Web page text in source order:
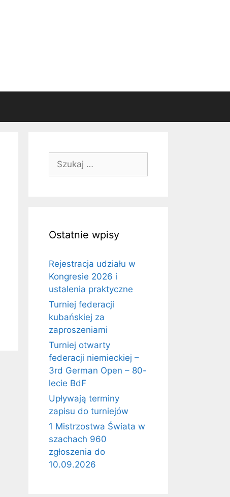
Ostatnie wpisy
Rejestracja udziału w
Kongresie 2026 i
ustalenia praktyczne
Turniej federacji
kubańskiej za
zaproszeniami
Turniej otwarty
federacji niemieckiej –
3rd German Open – 80-
lecie BdF
Upływają terminy
zapisu do turniejów
1 Mistrzostwa Świata w
szachach 960
zgłoszenia do
10.09.2026